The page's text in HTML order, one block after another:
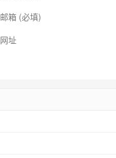
邮箱 (必填)
网址